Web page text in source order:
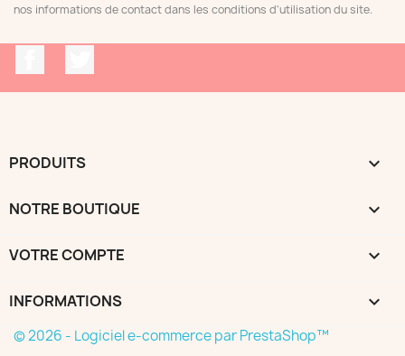
nos informations de contact dans les conditions d'utilisation du site.
PRODUITS 
NOTRE BOUTIQUE 
VOTRE COMPTE 
INFORMATIONS keyboard_arrow_down
© 2026 - Logiciel e-commerce par PrestaShop™